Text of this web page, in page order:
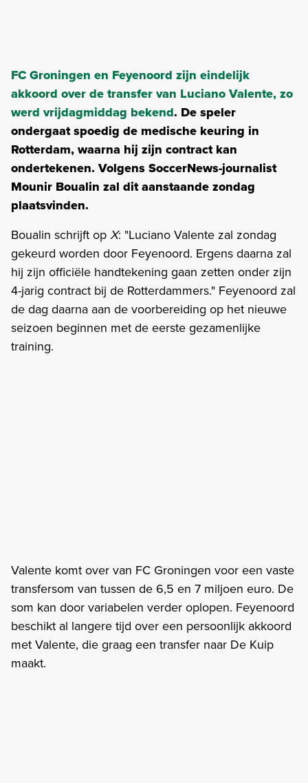
FC Groningen en Feyenoord zijn eindelijk
akkoord over de transfer van Luciano Valente, zo
werd vrijdagmiddag bekend. De speler
ondergaat spoedig de medische keuring in
Rotterdam, waarna hij zijn contract kan
ondertekenen. Volgens SoccerNews-journalist
Mounir Boualin zal dit aanstaande zondag
plaatsvinden.
Boualin schrijft opX: "Luciano Valente zal zondag
gekeurd worden door Feyenoord. Ergens daarna zal
hij zijn officiële handtekening gaan zetten onder zijn
4-jarig contract bij de Rotterdammers." Feyenoord zal
de dag daarna aan de voorbereiding op het nieuwe
seizoen beginnen met de eerste gezamenlijke
training.
Valente komt over van FC Groningen voor een vaste
transfersom van tussen de 6,5 en 7 miljoen euro. De
som kan door variabelen verder oplopen. Feyenoord
beschikt al langere tijd over een persoonlijk akkoord
met Valente, die graag een transfer naar De Kuip
maakt.